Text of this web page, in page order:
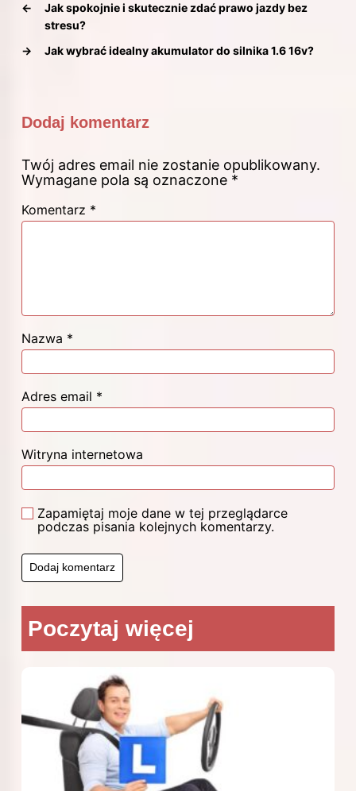
←
Jak spokojnie i skutecznie zdać prawo jazdy bez
stresu?
→
Jak wybrać idealny akumulator do silnika 1.6 16v?
Dodaj komentarz
Twój adres email nie zostanie opublikowany.
Wymagane pola są oznaczone *
Komentarz *
Nazwa *
Adres email *
Witryna internetowa
Zapamiętaj moje dane w tej przeglądarce
podczas pisania kolejnych komentarzy.
Poczytaj więcej